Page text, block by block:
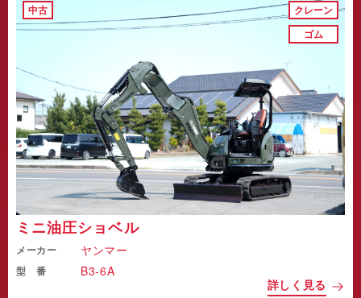
中古
クレーン
ゴム
ミニ油圧ショベル
メーカー ヤンマー
型 番 B3-6A
詳しく見る